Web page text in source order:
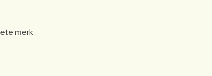
merk